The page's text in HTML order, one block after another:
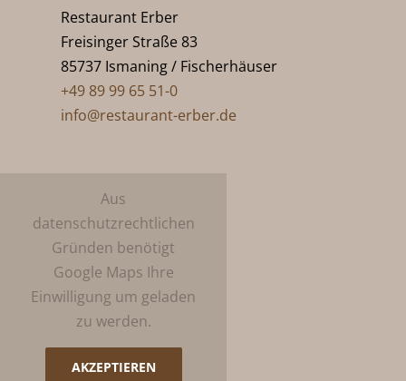
Restaurant Erber
Freisinger Straße 83
85737 Ismaning / Fischerhäuser
+49 89 99 65 51-0
info@restaurant-erber.de
Aus
datenschutzrechtlichen
Gründen benötigt
Google Maps Ihre
Einwilligung um geladen
zu werden.
AKZEPTIEREN